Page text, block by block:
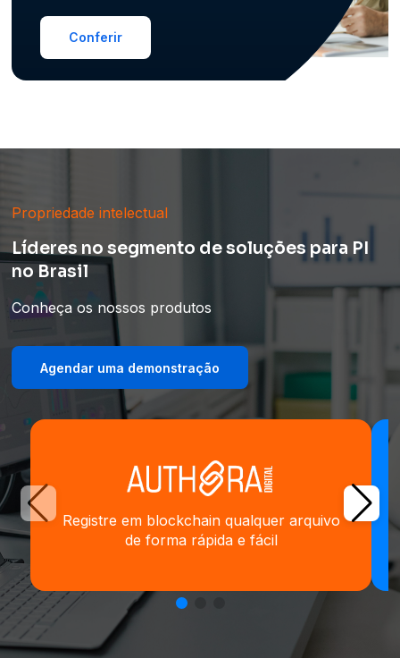
Conferir
Propriedade intelectual
Líderes no segmento de soluções para PI
no Brasil
Conheça os nossos produtos
Agendar uma demonstração
Registre em blockchain qualquer arquivo
de forma rápida e fácil